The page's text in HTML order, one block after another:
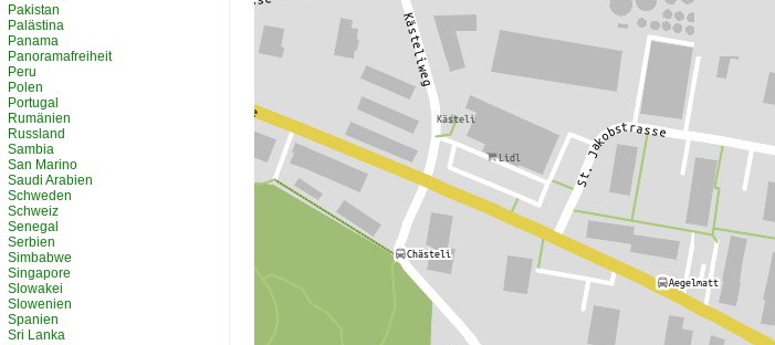
Pakistan
Palästina
Panama
Panoramafreiheit
Peru
Polen
Portugal
Rumänien
Russland
Sambia
San Marino
Saudi Arabien
Schweden
Schweiz
Senegal
Serbien
Simbabwe
Singapore
Slowakei
Slowenien
Spanien
Sri Lanka